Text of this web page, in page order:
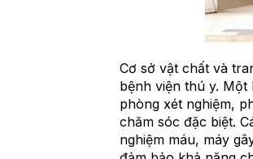
Cơ sở vật chất và
bệnh viện thú y.
phòng xét nghiệm,
chăm sóc đặc biệt.
nghiệm máu, máy